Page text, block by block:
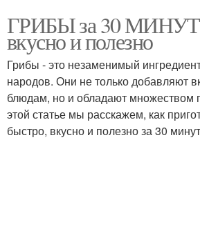
Китайские салаты
Салат из жареного
папоротника
ГРИБЫ за 30
вкусно и полезно
Грибы - это незаменимый
народов. Они не только добавляют
блюдам, но и обладают множеством
этой статье мы расскажем, как
быстро, вкусно и полезно за 30